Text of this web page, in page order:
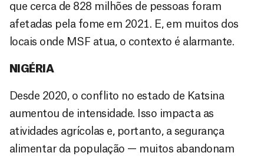
que cerca de 828 milhões de pessoas foram
afetadas pela fome em 2021. E, em muitos dos
locais onde MSF atua, o contexto é alarmante.
NIGÉRIA
Desde 2020, o conflito no estado de Katsina
aumentou de intensidade. Isso impacta as
atividades agrícolas e, portanto, a segurança
alimentar da população — muitos abandonam